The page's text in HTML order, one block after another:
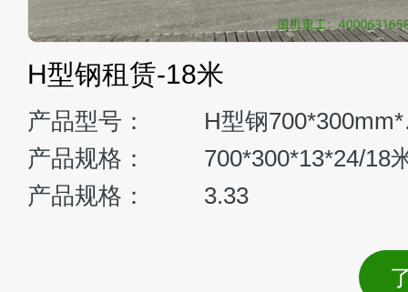
H型钢租赁-18米
产品型号：
产品规格：
700*300*13*24/18
产品规格：
3.33